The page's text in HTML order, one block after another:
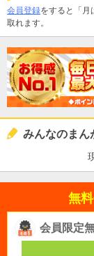
会員登録をすると「月
取れます。
みんなのまん
無
会員限定